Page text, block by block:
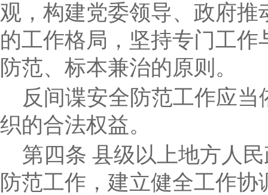
观，构建党委领导、政府
的工作格局，坚持专门工
防范、标本兼治的原则。
反间谍安全防范工作应
织的合法权益。
第四条 县级以上地方人
防范工作，建立健全工作